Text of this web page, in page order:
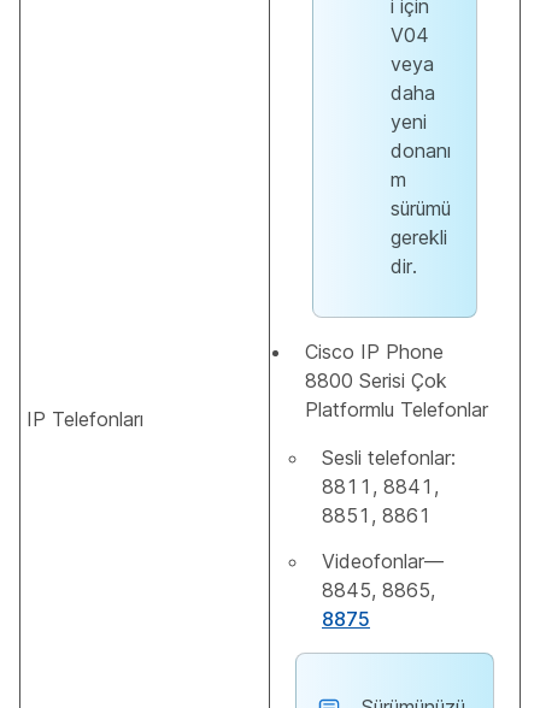
IP Telefonları
i için
V04
veya
daha
yeni
donanı
m
sürümü
gerekli
dir.
Cisco IP Phone
8800 Serisi Çok
Platformlu Telefonlar
Sesli telefonlar:
8811, 8841,
8851, 8861
Videofonlar—
8845, 8865,
8875